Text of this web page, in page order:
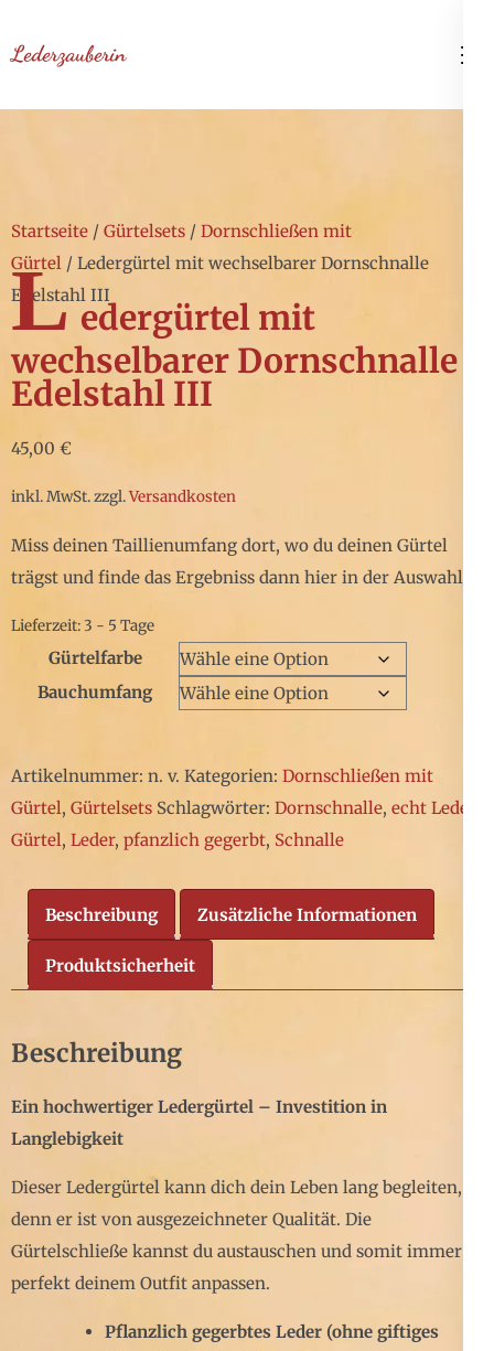
Inhalt
(Enter
Lederzauberin
Startseite / Gürtelsets / Dornschließen mit
Gürtel / Ledergürtel mit wechselbarer Dornschnalle
Edelstahl III
L edergürtel mit
wechselbarer Dornschnalle
Edelstahl III
45,00 €
inkl. MwSt.zzgl.Versandkosten
Miss deinen Taillienumfang dort, wo du deinen Gürtel
trägst und finde das Ergebniss dann hier in der Auswahl.
Lieferzeit: 3 - 5 Tage
Gürtelfarbe
Bauchumfang
Artikelnummer: n. v. Kategorien: Dornschließen mit
Gürtel, Gürtelsets Schlagwörter: Dornschnalle, echt Leder
Gürtel, Leder, pfanzlich gegerbt, Schnalle
Beschreibung Zusätzliche Informationen
Produktsicherheit
Beschreibung
Ein hochwertiger Ledergürtel – Investition in
Langlebigkeit
Dieser Ledergürtel kann dich dein Leben lang begleiten,
denn er ist von ausgezeichneter Qualität. Die
Gürtelschließe kannst du austauschen und somit immer
perfekt deinem Outfit anpassen.
Pflanzlich gegerbtes Leder (ohne giftiges